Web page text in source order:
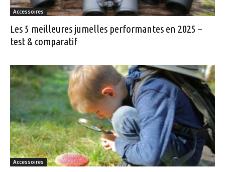
Accessoires
Les 5 meilleures jumelles performantes en 2025 –
test & comparatif
Accessoires